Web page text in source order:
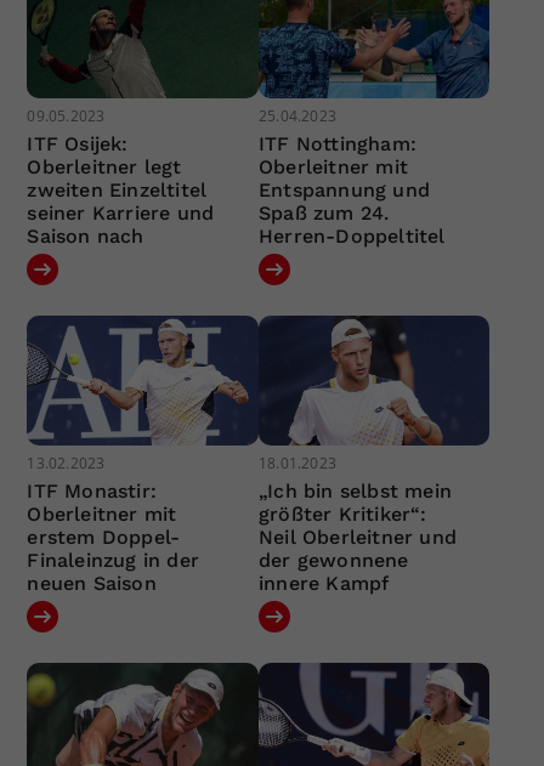
09.05.2023
ITF Osijek:
Oberleitner legt
zweiten Einzeltitel
seiner Karriere und
Saison nach
25.04.2023
ITF Nottingham:
Oberleitner mit
Entspannung und
Spaß zum 24.
Herren-Doppeltitel
13.02.2023
ITF Monastir:
Oberleitner mit
erstem Doppel-
Finaleinzug in der
neuen Saison
18.01.2023
„Ich bin selbst mein
größter Kritiker“:
Neil Oberleitner und
der gewonnene
innere Kampf